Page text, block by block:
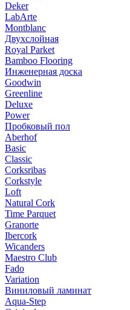
Deker
LabArte
Montblanc
Двухслойная
Royal Parket
Bamboo Flooring
Инженерная доска
Goodwin
Greenline
Deluxe
Power
Пробковый пол
Aberhof
Basic
Classic
Corksribas
Corkstyle
Loft
Natural Cork
Time Parquet
Granorte
Ibercork
Wicanders
Мaestro Club
Fado
Variation
Виниловый ламинат
Aqua-Step